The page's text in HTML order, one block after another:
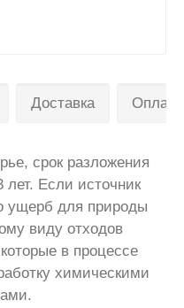
Доставка Оплата
срок разложения
лет. Если источник
ущерб для природы
виду отходов
в процессе
химическими